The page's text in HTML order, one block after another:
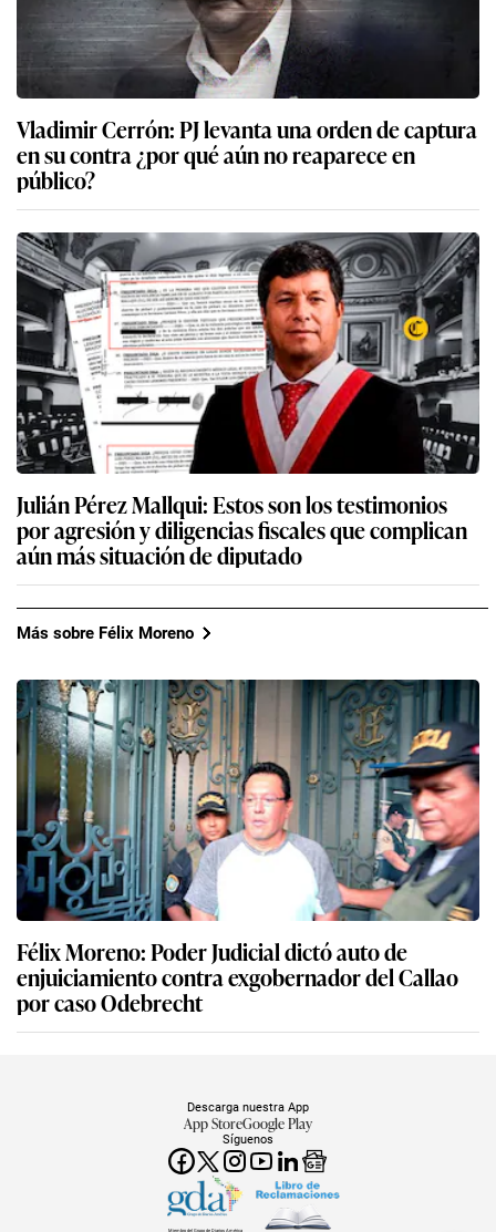
Vladimir Cerrón: PJ levanta una orden de captura
en su contra ¿por qué aún no reaparece en
público?
Julián Pérez Mallqui: Estos son los testimonios
por agresión y diligencias fiscales que complican
aún más situación de diputado
Más sobre Félix Moreno
Félix Moreno: Poder Judicial dictó auto de
enjuiciamiento contra exgobernador del Callao
por caso Odebrecht
Síguenos
Descarga nuestra App
App StoreGoogle Play
Miembro del Grupo de Diarios América